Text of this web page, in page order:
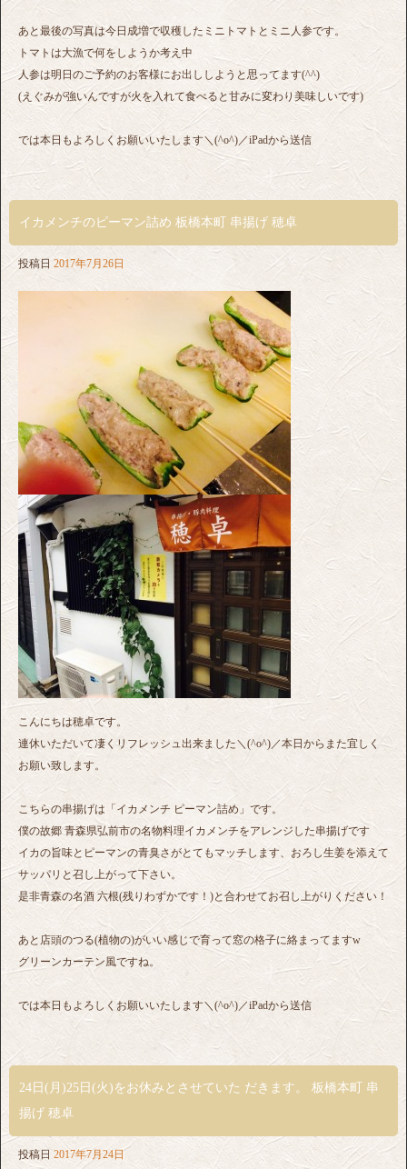
あと最後の写真は今日成増で収穫したミニトマトとミニ人参です。
トマトは大漁で何をしようか考え中
人参は明日のご予約のお客様にお出ししようと思ってます(^^)
(えぐみが強いんですが火を入れて食べると甘みに変わり美味しいです)
では本日もよろしくお願いいたします＼(^o^)／iPadから送信
イカメンチのピーマン詰め 板橋本町 串揚げ 穂卓
投稿日 2017年7月26日
こんにちは穂卓です。
連休いただいて凄くリフレッシュ出来ました＼(^o^)／本日からまた宜しく
お願い致します。
こちらの串揚げは「イカメンチ ピーマン詰め」です。
僕の故郷 青森県弘前市の名物料理イカメンチをアレンジした串揚げです
イカの旨味とピーマンの青臭さがとてもマッチします、おろし生姜を添えて
サッパリと召し上がって下さい。
是非青森の名酒 六根(残りわずかです！)と合わせてお召し上がりください！
あと店頭のつる(植物の)がいい感じで育って窓の格子に絡まってますw
グリーンカーテン風ですね。
では本日もよろしくお願いいたします＼(^o^)／iPadから送信
24日(月)25日(火)をお休みとさせていた だきます。 板橋本町 串
揚げ 穂卓
投稿日 2017年7月24日